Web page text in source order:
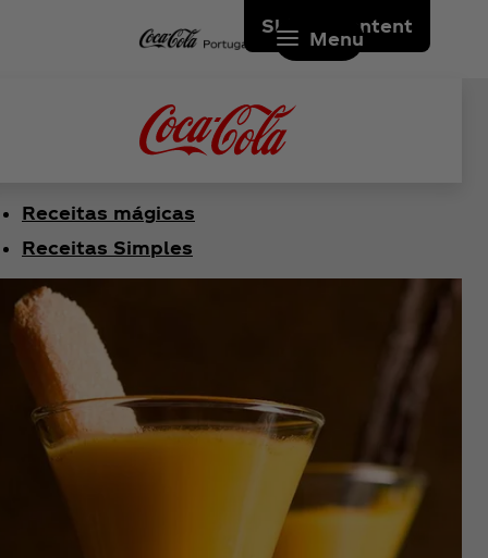
Skip to content
Menu
Receitas mágicas
Receitas Simples